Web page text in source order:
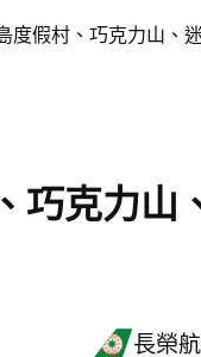
度假村、巧克力山、
巧克力
長榮